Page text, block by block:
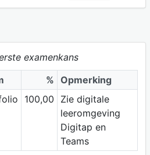
examenkans
% Opmerking
100,00
Zie digitale
leeromgeving
Digitap en
Teams